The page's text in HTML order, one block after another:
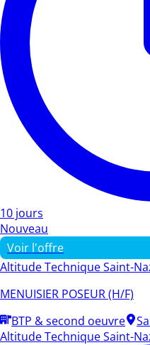
10 jours
Nouveau
Voir l'offre
Altitude Technique Saint-
MENUISIER POSEUR (H/F)
BTP & second oeuvre
Altitude Technique Saint-